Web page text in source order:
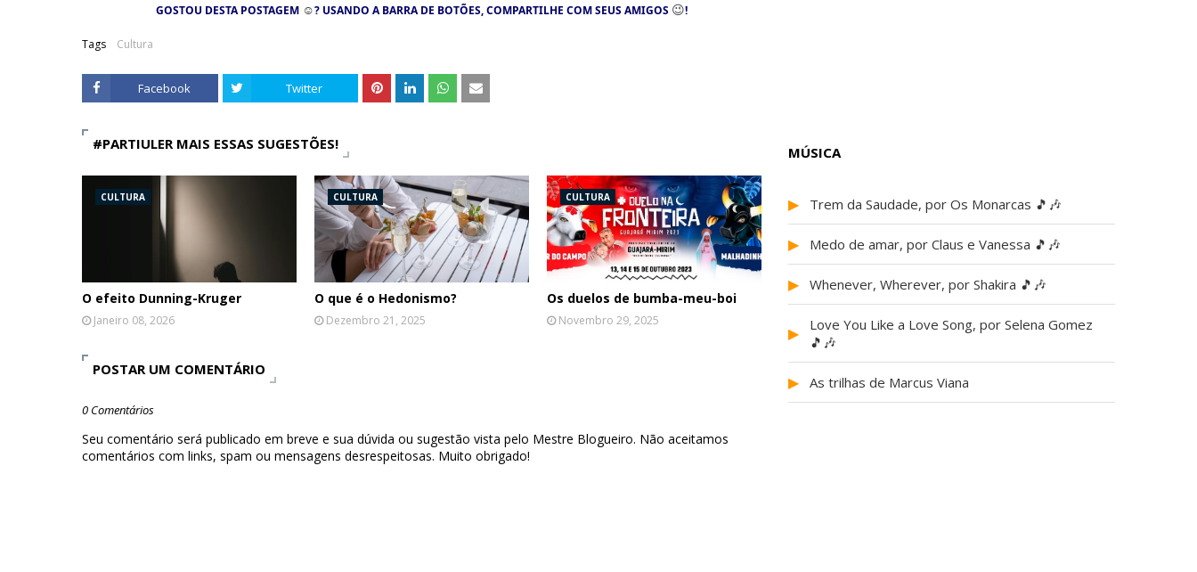
GOSTOU DESTA POSTAGEM ☺? USANDO A BARRA DE BOTÕES, COMPARTILHE COM SEUS AMIGOS 😉!
Tags Cultura
Facebook Twitter
#PARTIULER MAIS ESSAS SUGESTÕES!
CULTURA
O efeito Dunning-Kruger
Janeiro 08, 2026
CULTURA
O que é o Hedonismo?
Dezembro 21, 2025
CULTURA
Os duelos de bumba-meu-boi
Novembro 29, 2025
POSTAR UM COMENTÁRIO
0 Comentários
Seu comentário será publicado em breve e sua dúvida ou sugestão vista pelo Mestre Blogueiro. Não aceitamos
comentários com links, spam ou mensagens desrespeitosas. Muito obrigado!
MÚSICA
▶ Trem da Saudade, por Os Monarcas 🎵🎶
▶ Medo de amar, por Claus e Vanessa 🎵🎶
▶ Whenever, Wherever, por Shakira 🎵🎶
▶
Love You Like a Love Song, por Selena Gomez
🎵🎶
▶ As trilhas de Marcus Viana